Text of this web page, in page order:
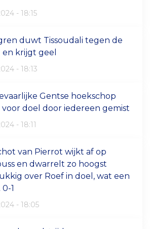
- 18:15
duwt Tissoudali tegen de
krijgt geel
- 18:13
Gentse hoekschop
doel door iedereen gemist
- 18:11
van Pierrot wijkt af op
en dwarrelt zo hoogst
over Roef in doel, wat een
0-1
- 18:05